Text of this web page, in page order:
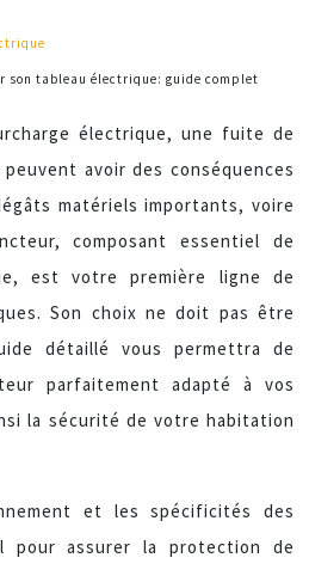
son tableau électrique: guide complet
électrique, une fuite de
avoir des conséquences
matériels importants, voire
composant essentiel de
est votre première ligne de
Son choix ne doit pas être
détaillé vous permettra de
parfaitement adapté à vos
la sécurité de votre habitation
et les spécificités des
pour assurer la protection de